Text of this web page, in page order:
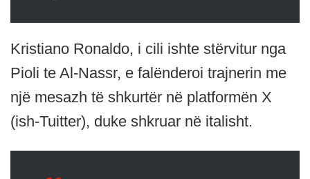
Kristiano Ronaldo, i cili ishte stërvitur nga
Pioli te Al-Nassr, e falënderoi trajnerin me
një mesazh të shkurtër në platformën X
(ish-Tuitter), duke shkruar në italisht.